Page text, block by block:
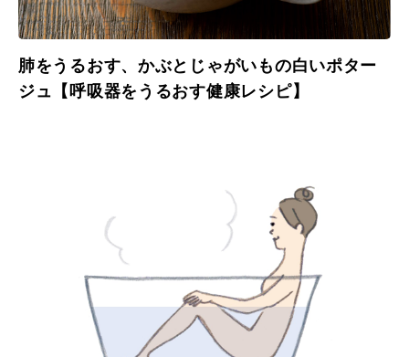
肺をうるおす、かぶとじゃがいもの白いポター
ジュ【呼吸器をうるおす健康レシピ】